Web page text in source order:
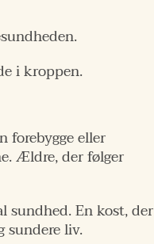
i kroppen.
forebygge eller
Ældre, der følger
sundhed. En kost, der
sundere liv.